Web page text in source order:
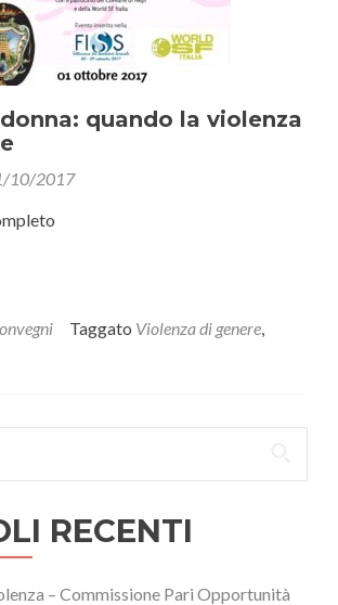
quando la violenza
10/2017
Taggato Violenza di genere,
RECENTI
– Commissione Pari Opportunità